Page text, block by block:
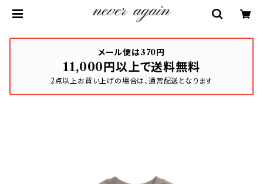
メール便は370円
11,000円以上で送料無料
2点以上お買い上げの場合は、通常配送となります